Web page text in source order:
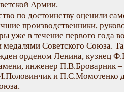
Армии.
по достоинству оценили
производственники,
уже в течение первого года
Советского Союза.
орденом Ленина, кузнец
инженер П.В.Броварник
и П.С.Момотенко